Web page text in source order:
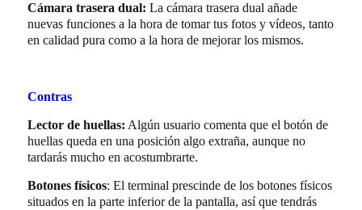
Cámara trasera dual: La cámara trasera dual añade
nuevas funciones a la hora de tomar tus fotos y vídeos, tanto
en calidad pura como a la hora de mejorar los mismos.
Contras
Lector de huellas: Algún usuario comenta que el botón de
huellas queda en una posición algo extraña, aunque no
tardarás mucho en acostumbrarte.
Botones físicos: El terminal prescinde de los botones físicos
situados en la parte inferior de la pantalla, así que tendrás